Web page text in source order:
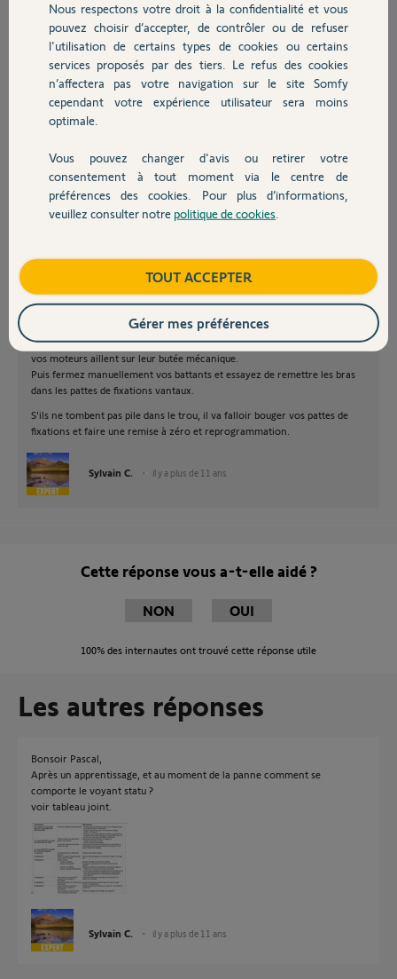
Chauffage
Autres produits
Devis avec un pro
Contact
test accu mimh 9.6v 800ma ok prend la charge,
et remplacé par la suite mimh 9.6v 1800mha.
mais ça ne change rien.
autre test : coupure alim 220v le voyant rouge passe de fixe à
clignotant et je peux fermer le vantaux droit, en rebranchant le 220v
les bras fonctionnent à nouveau pour quelques heures
avez-vous une idée?
pascal
pascal C.
il y a plus de 11 ans
Remettez vos battants à vide et donnez l'ordre de fermeture pour que
vos moteurs aillent sur leur butée mécanique.
Puis fermez manuellement vos battants et essayez de remettre les bras
dans les pattes de fixations vantaux.
S'ils ne tombent pas pile dans le trou, il va falloir bouger vos pattes de
fixations et faire une remise à zéro et reprogrammation.
Sylvain C. il y a plus de 11 ans
Cette réponse vous a-t-elle aidé ?
NON OUI
100% des internautes ont trouvé cette réponse utile
Les autres réponses
Bonsoir Pascal,
Après un apprentissage, et au moment de la panne comment se
comporte le voyant statu ?
voir tableau joint.
Sylvain C. il y a plus de 11 ans
Nous respectons votre droit à la confidentialité et vous
pouvez choisir d’accepter, de contrôler ou de refuser
l'utilisation de certains types de cookies ou certains
services proposés par des tiers. Le refus des cookies
n’affectera pas votre navigation sur le site Somfy
cependant votre expérience utilisateur sera moins
optimale.
Vous pouvez changer d'avis ou retirer votre
consentement à tout moment via le centre de
préférences des cookies. Pour plus d’informations,
veuillez consulter notre politique de cookies
TOUT ACCEPTER
Gérer mes préférences